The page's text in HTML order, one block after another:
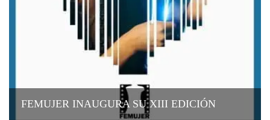
FEMUJER INAUGURA SU XIII EDICIÓN